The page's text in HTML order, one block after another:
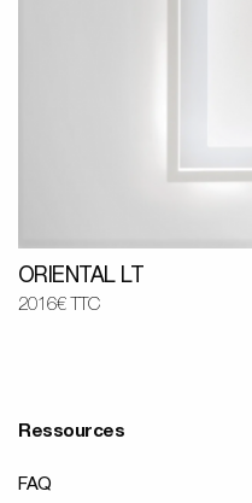
ORIENTAL LT
2016€ TTC
Ressources
FAQ